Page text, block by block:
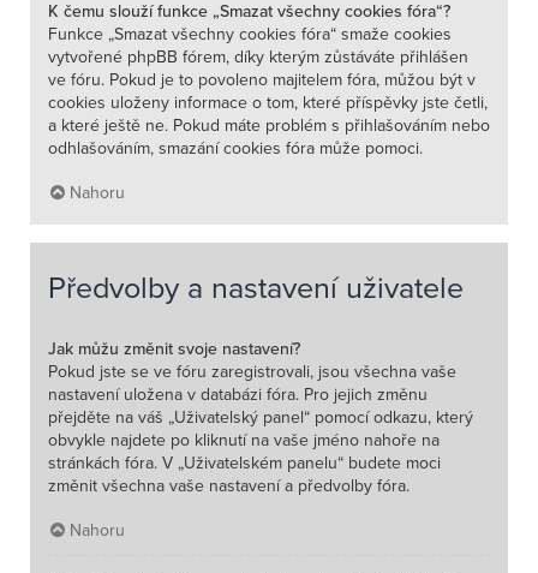
K čemu slouží funkce „Smazat všechny cookies fóra“?
Funkce „Smazat všechny cookies fóra“ smaže cookies
vytvořené phpBB fórem, díky kterým zůstáváte přihlášen
ve fóru. Pokud je to povoleno majitelem fóra, můžou být v
cookies uloženy informace o tom, které příspěvky jste četli,
a které ještě ne. Pokud máte problém s přihlašováním nebo
odhlašováním, smazání cookies fóra může pomoci.
Nahoru
Předvolby a nastavení uživatele
Jak můžu změnit svoje nastavení?
Pokud jste se ve fóru zaregistrovali, jsou všechna vaše
nastavení uložena v databázi fóra. Pro jejich změnu
přejděte na váš „Uživatelský panel“ pomocí odkazu, který
obvykle najdete po kliknutí na vaše jméno nahoře na
stránkách fóra. V „Uživatelském panelu“ budete moci
změnit všechna vaše nastavení a předvolby fóra.
Nahoru